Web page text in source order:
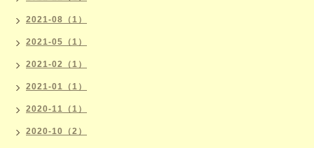
2021-08（1）
2021-05（1）
2021-02（1）
2021-01（1）
2020-11（1）
2020-10（2）